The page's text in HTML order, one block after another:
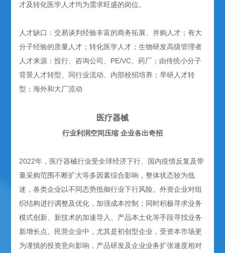
才及转化医学人才均为需求旺盛的岗位。
人才缺口：交易谈判经验丰富的商务拓展、并购人才；有大
分子经验的质量人才；转化医学人才；生物研发高级管理者
人才来源：投行、咨询公司、PE/VC、药厂；由传统小分子
背景人才转型、同行业流动、内部校招培养；早研人才转
型；海外和大厂流动
医疗器械
行业利润空间压缩 企业各出奇招
2022年，医疗器械行业受全球经济下行、国内疫情反复及带
量采购范围不断扩大等多因素综合影响，整体状态较为低
迷，各类企业以不同态势抵御行业下行风险。外资企业对组
织结构进行调整及优化，加强成本控制；同时积极寻求业务
模式创新、新技术的加速导入、产品本土化等手段寻找业务
新增长点。民营企业中，尤其是初创型企业，受资本市场更
为谨慎的投资意向影响，产品研发及企业业务扩张速度相对